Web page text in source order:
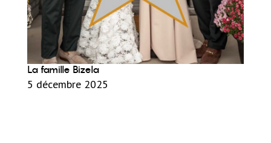
La famille Bizela
5 décembre 2025